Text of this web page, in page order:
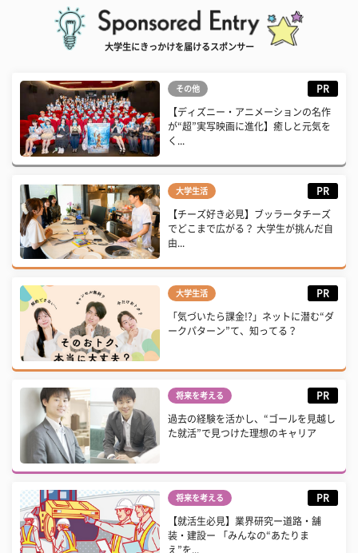
大学生にきっかけを届けるスポンサー
その他 PR
【ディズニー・アニメーションの名作
が“超”実写映画に進化】癒しと元気を
く...
大学生活 PR
【チーズ好き必見】ブッラータチーズ
でどこまで広がる？ 大学生が挑んだ自
由...
大学生活 PR
「気づいたら課金!?」ネットに潜む“ダ
ークパターン”て、知ってる？
将来を考える PR
過去の経験を活かし、“ゴールを見越し
た就活”で見つけた理想のキャリア
将来を考える PR
【就活生必見】業界研究ー道路・舗
装・建設ー 「みんなの“あたりま
え”を...